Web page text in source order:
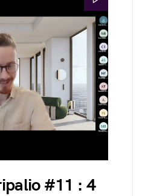
#11 : 4